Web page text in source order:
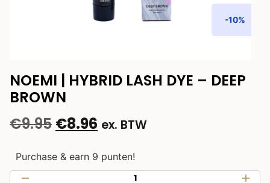
-10%
NOEMI | HYBRID LASH DYE – DEEP
BROWN
€9.95 €8.96 ex. BTW
Purchase & earn 9 punten!